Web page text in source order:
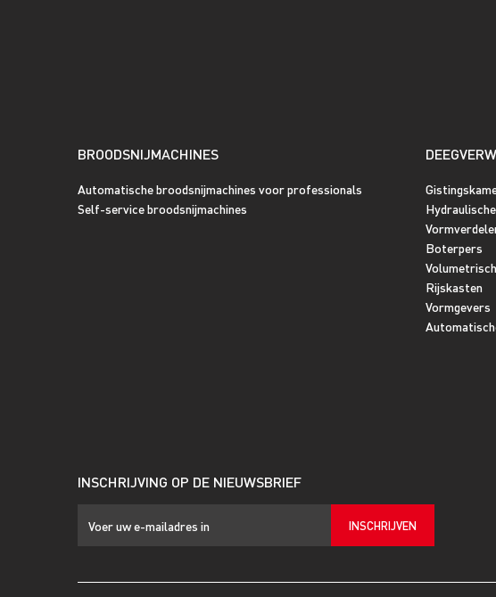
INSCHRIJVING OP DE NIEUWSBRIEF
INSCHRIJVEN
BROODSNIJMACHINES
Automatische broodsnijmachines voor professionals
Self-service broodsnijmachines
Boterpers
Rijskasten
Vormgevers